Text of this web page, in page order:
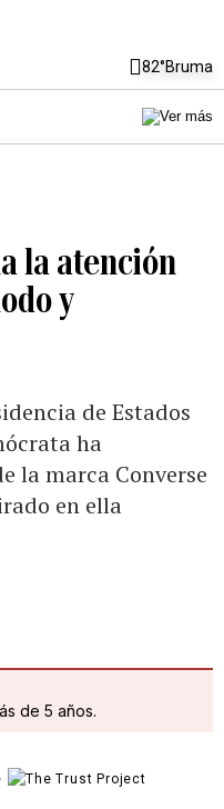
82°Bruma
la atención
y
de Estados
ha
la marca Converse
en ella
de 5 años.